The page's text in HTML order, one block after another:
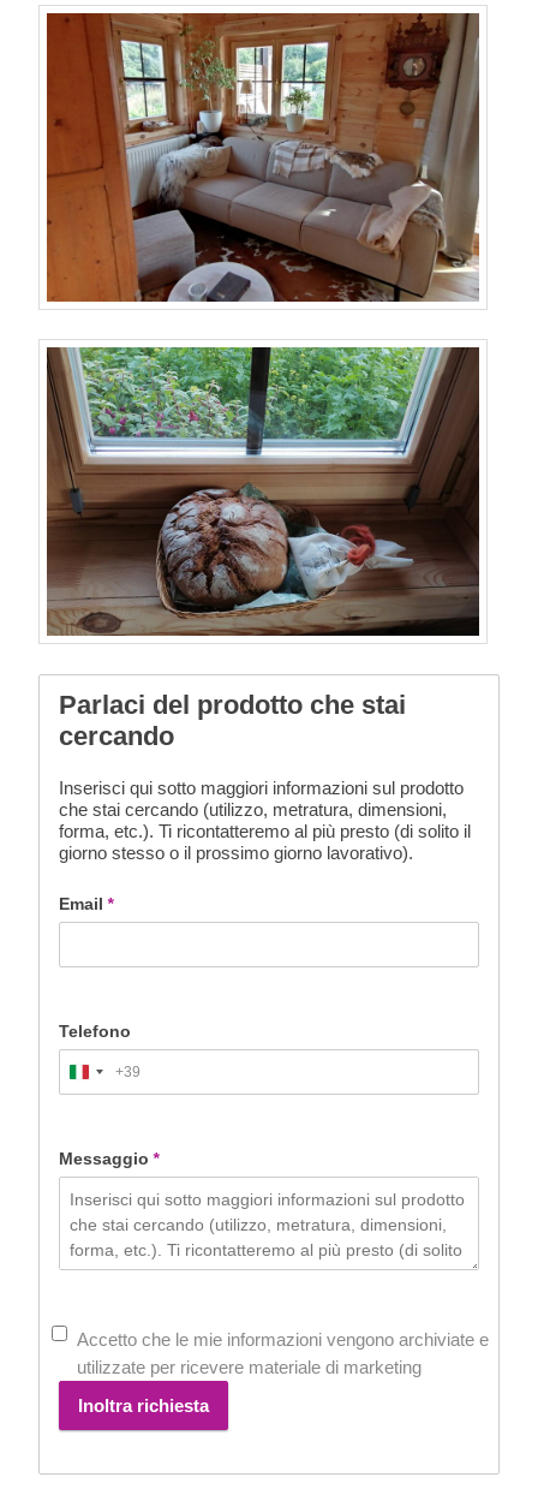
Parlaci del prodotto che stai
cercando
Inserisci qui sotto maggiori informazioni sul prodotto
che stai cercando (utilizzo, metratura, dimensioni,
forma, etc.). Ti ricontatteremo al più presto (di solito il
giorno stesso o il prossimo giorno lavorativo).
Email *
Telefono
Italy
+39
+39
Messaggio *
Accetto che le mie informazioni vengono archiviate e
utilizzate per ricevere materiale di marketing
Inoltra richiesta